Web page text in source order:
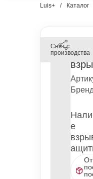
Luis+ Каталог
Снят с
производства
Бренд
е